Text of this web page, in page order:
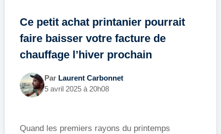
Ce petit achat printanier pourrait
faire baisser votre facture de
chauffage l’hiver prochain
Par Laurent Carbonnet
5 avril 2025 à 20h08
Quand les premiers rayons du printemps